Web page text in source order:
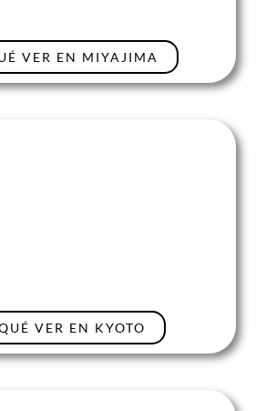
VER EN MIYAJIMA
VER EN KYOTO